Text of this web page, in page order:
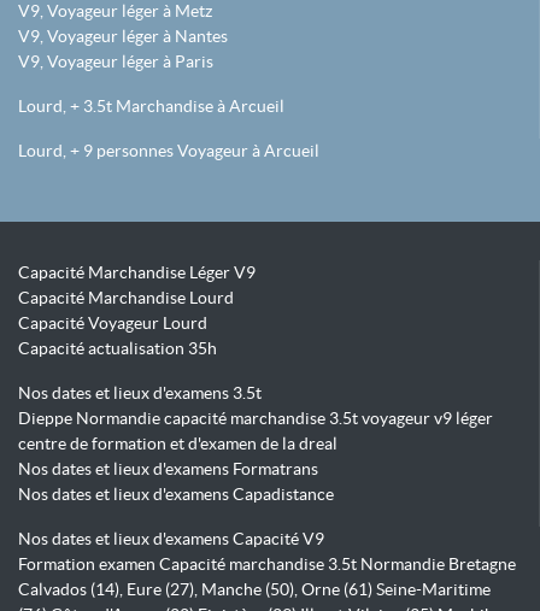
V9, Voyageur léger à Metz
V9, Voyageur léger à Nantes
V9, Voyageur léger à Paris
Lourd, + 3.5t Marchandise à Arcueil
Lourd, + 9 personnes Voyageur à Arcueil
Capacité Marchandise Léger V9
Capacité Marchandise Lourd
Capacité Voyageur Lourd
Capacité actualisation 35h
Nos dates et lieux d'examens 3.5t
Dieppe Normandie capacité marchandise 3.5t voyageur v9 léger
centre de formation et d'examen de la dreal
Nos dates et lieux d'examens Formatrans
Nos dates et lieux d'examens Capadistance
Nos dates et lieux d'examens Capacité V9
Formation examen Capacité marchandise 3.5t Normandie Bretagne
Calvados (14), Eure (27), Manche (50), Orne (61) Seine-Maritime